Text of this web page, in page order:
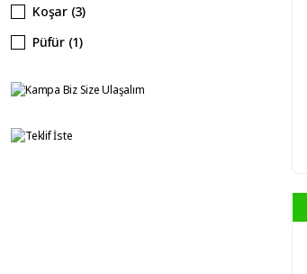
Koşar (3)
Püfür (1)